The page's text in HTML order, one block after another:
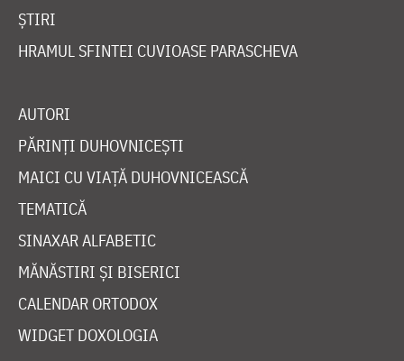
ȘTIRI
HRAMUL SFINTEI CUVIOASE PARASCHEVA
AUTORI
PĂRINȚI DUHOVNICEȘTI
MAICI CU VIAȚĂ DUHOVNICEASCĂ
TEMATICĂ
SINAXAR ALFABETIC
MĂNĂSTIRI ȘI BISERICI
CALENDAR ORTODOX
WIDGET DOXOLOGIA